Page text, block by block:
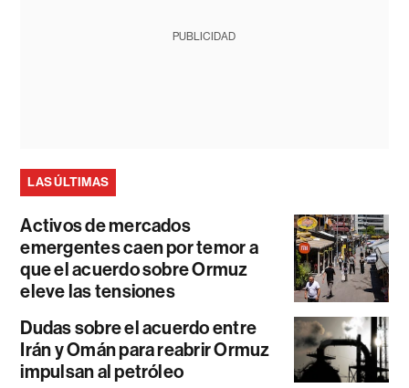
PUBLICIDAD
LAS ÚLTIMAS
Activos de mercados
emergentes caen por temor a
que el acuerdo sobre Ormuz
eleve las tensiones
Dudas sobre el acuerdo entre
Irán y Omán para reabrir Ormuz
impulsan al petróleo